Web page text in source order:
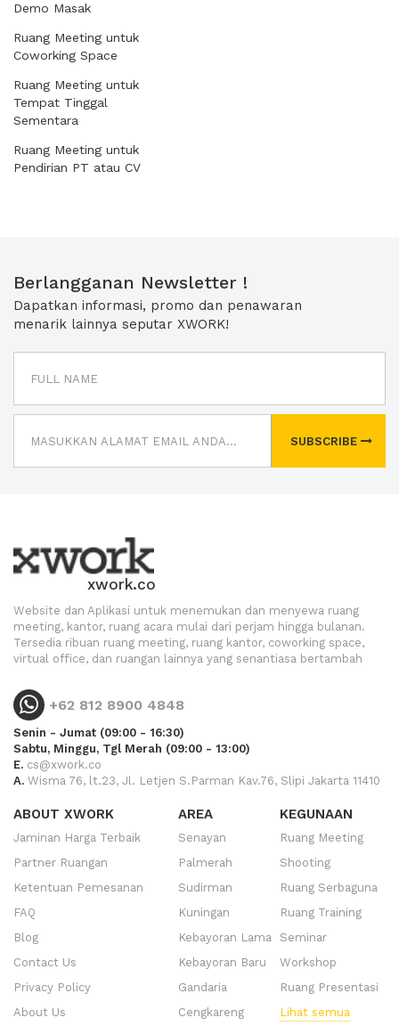
Demo Masak
Ruang Meeting untuk
Coworking Space
Ruang Meeting untuk
Tempat Tinggal
Sementara
Ruang Meeting untuk
Pendirian PT atau CV
Berlangganan Newsletter !
Dapatkan informasi, promo dan penawaran
menarik lainnya seputar XWORK!
SUBSCRIBE
xwork.co
Website dan Aplikasi untuk menemukan dan menyewa ruang
meeting, kantor, ruang acara mulai dari perjam hingga bulanan.
Tersedia ribuan ruang meeting, ruang kantor, coworking space,
virtual office, dan ruangan lainnya yang senantiasa bertambah
+62 812 8900 4848
Senin - Jumat (09:00 - 16:30)
Sabtu, Minggu, Tgl Merah (09:00 - 13:00)
E. cs@xwork.co
A. Wisma 76, lt.23, Jl. Letjen S.Parman Kav.76, Slipi Jakarta 11410
ABOUT XWORK
Jaminan Harga Terbaik
Partner Ruangan
Ketentuan Pemesanan
FAQ
Blog
Contact Us
Privacy Policy
About Us
AREA
Senayan
Palmerah
Sudirman
Kuningan
Kebayoran Lama
Kebayoran Baru
Gandaria
Cengkareng
KEGUNAAN
Ruang Meeting
Shooting
Ruang Serbaguna
Ruang Training
Seminar
Workshop
Ruang Presentasi
Lihat semua